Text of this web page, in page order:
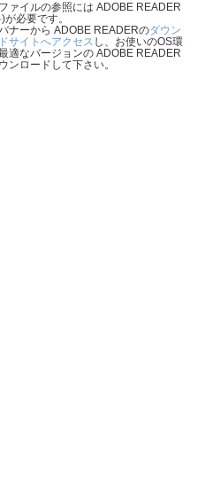
ァイルの参照には ADOBE READER
が必要です。
バナーから ADOBE READERのダウン
サイトへアクセス し、お使いのOS環
適なバージョンの ADOBE READER
ンロードして下さい。